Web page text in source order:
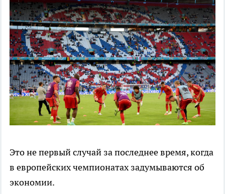
Это не первый случай за последнее время, когда
в европейских чемпионатах задумываются об
экономии.